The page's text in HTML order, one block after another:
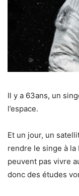
Il y a 63ans, un
l’espace.
Et un jour, un
rendre le singe à la
peuvent pas vivre
donc des études